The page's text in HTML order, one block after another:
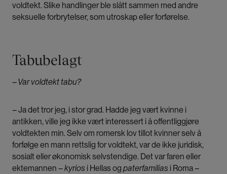
voldtekt. Slike handlinger ble slått sammen med andre
seksuelle forbrytelser, som utroskap eller forførelse.
Tabubelagt
– Var voldtekt tabu?
–Ja det tror jeg, i stor grad. Hadde jeg vært kvinne i
antikken, ville jeg ikke vært interessert i å offentliggjøre
voldtekten min. Selv om romersk lov tillot kvinner selv å
forfølge en mann rettslig for voldtekt, var de ikke juridisk,
sosialt eller økonomisk selvstendige. Det var faren eller
ektemannen –kyrios i Hellas og paterfamilias i Roma –